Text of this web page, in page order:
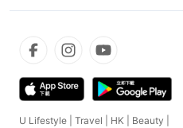
U Lifestyle Travel HK Beauty